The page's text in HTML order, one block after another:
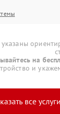
на
и
все услуги